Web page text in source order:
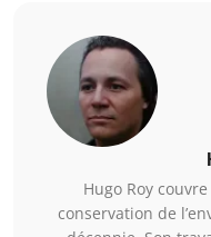
Hugo Roy
conservation de